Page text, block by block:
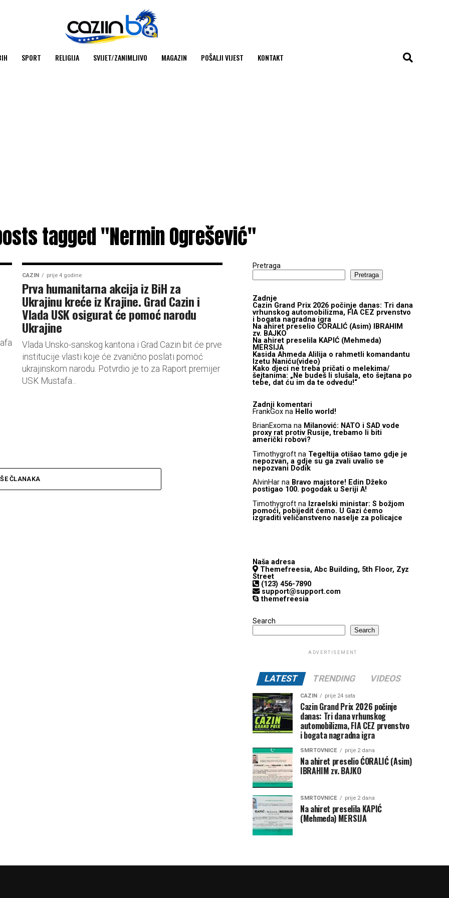
SPORT RELIGIJA SVIJET/ZANIMLJIVO MAGAZIN POŠALJI VIJEST KONTAKT
tagged "Nermin Ogrešević"
CAZIN prije 4 godine
Prva humanitarna akcija iz BiH za
Ukrajinu kreće iz Krajine. Grad Cazin i
Vlada USK osigurat će pomoć narodu
Ukrajine
Vlada Unsko-sanskog kantona i Grad Cazin bit će prve
institucije vlasti koje će zvanično poslati pomoć
ukrajinskom narodu. Potvrdio je to za Raport premijer
USK Mustafa...
ČLANAKA
Pretraga
Pretraga
Zadnje
Cazin Grand Prix 2026 počinje danas: Tri dana
vrhunskog automobilizma, FIA CEZ prvenstvo
i bogata nagradna igra
Na ahiret preselio ĆORALIĆ (Asim) IBRAHIM
zv. BAJKO
Na ahiret preselila KAPIĆ (Mehmeda)
MERSIJA
Kasida Ahmeda Alilija o rahmetli komandantu
Izetu Naniću(video)
Kako djeci ne treba pričati o melekima/
šejtanima: „Ne budeš li slušala, eto šejtana po
tebe, dat ću im da te odvedu!“
Zadnji komentari
FrankGox na Hello world!
BrianExoma na Milanović: NATO i SAD vode
proxy rat protiv Rusije, trebamo li biti
američki robovi?
Timothygroft na Tegeltija otišao tamo gdje je
nepozvan, a gdje su ga zvali uvalio se
nepozvani Dodik
AlvinHar na Bravo majstore! Edin Džeko
postigao 100. pogodak u Seriji A!
Timothygroft na Izraelski ministar: S božjom
pomoći, pobijedit ćemo. U Gazi ćemo
izgraditi veličanstveno naselje za policajce
Naša adresa
Themefreesia, Abc Building, 5th Floor, Zyz
Street
(123) 456-7890
support@support.com
themefreesia
Search
Search
ADVERTISEMENT
LATEST TRENDING VIDEOS
CAZIN prije 24 sata
Cazin Grand Prix 2026 počinje
danas: Tri dana vrhunskog
automobilizma, FIA CEZ prvenstvo
i bogata nagradna igra
SMRTOVNICE prije 2 dana
Na ahiret preselio ĆORALIĆ (Asim)
IBRAHIM zv. BAJKO
SMRTOVNICE prije 2 dana
Na ahiret preselila KAPIĆ
(Mehmeda) MERSIJA